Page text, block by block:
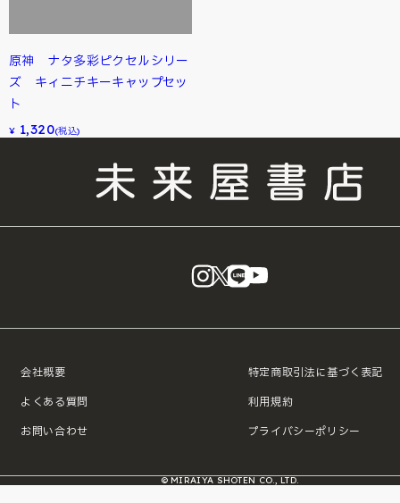
原神 ナタ多彩ピクセルシリー
ズ キィニチキーキャップセッ
ト
¥ 1,320(税込)
instagram
X LINE
会社概要
よくある質問
お問い合わせ
特定商取引法に基づく表記
利用規約
プライバシーポリシー
© MIRAIYA SHOTEN CO., LTD.